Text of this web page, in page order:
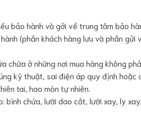
bảo hành và gởi về trung tâm bảo
(phần khách hàng lưu và phần
ở những nơi mua hàng không
kỹ thuật, sai điện áp quy định hoặc
tai, hao mòn tự nhiên.
bình chứa, lưỡi dao cắt, lưỡi xay, ly